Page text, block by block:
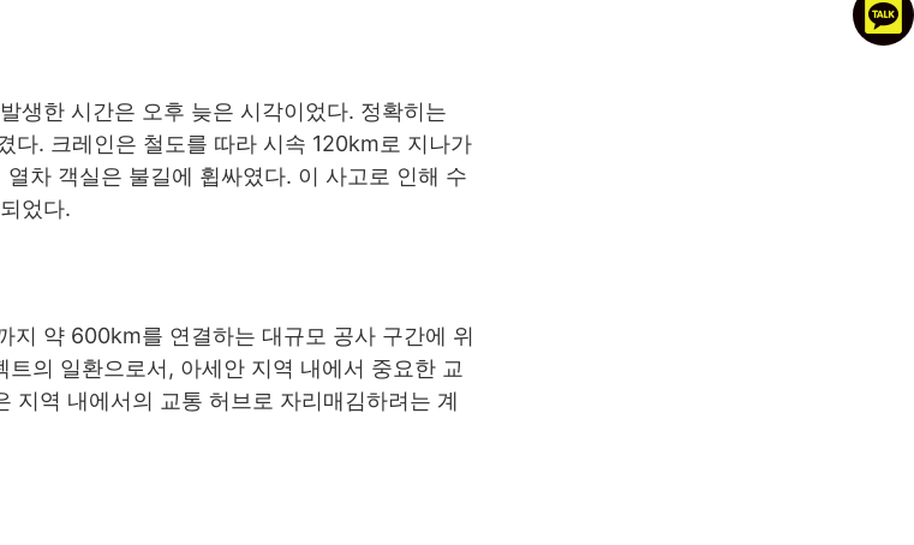
생한 시간은 오후 늦은 시각이었다. 정확히는
다. 크레인은 철도를 따라 시속 120km로 지나가
차 객실은 불길에 휩싸였다. 이 사고로 인해 수
었다.
지 약 600km를 연결하는 대규모 공사 구간에 위
트의 일환으로서, 아세안 지역 내에서 중요한 교
지역 내에서의 교통 허브로 자리매김하려는 계